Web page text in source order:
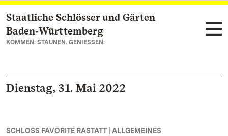
Zum Hauptinhalt springen
Staatliche Schlösser und Gärten
Baden‑Württemberg
KOMMEN. STAUNEN. GENIESSEN.
Dienstag, 31. Mai 2022
SCHLOSS FAVORITE RASTATT | ALLGEMEINES